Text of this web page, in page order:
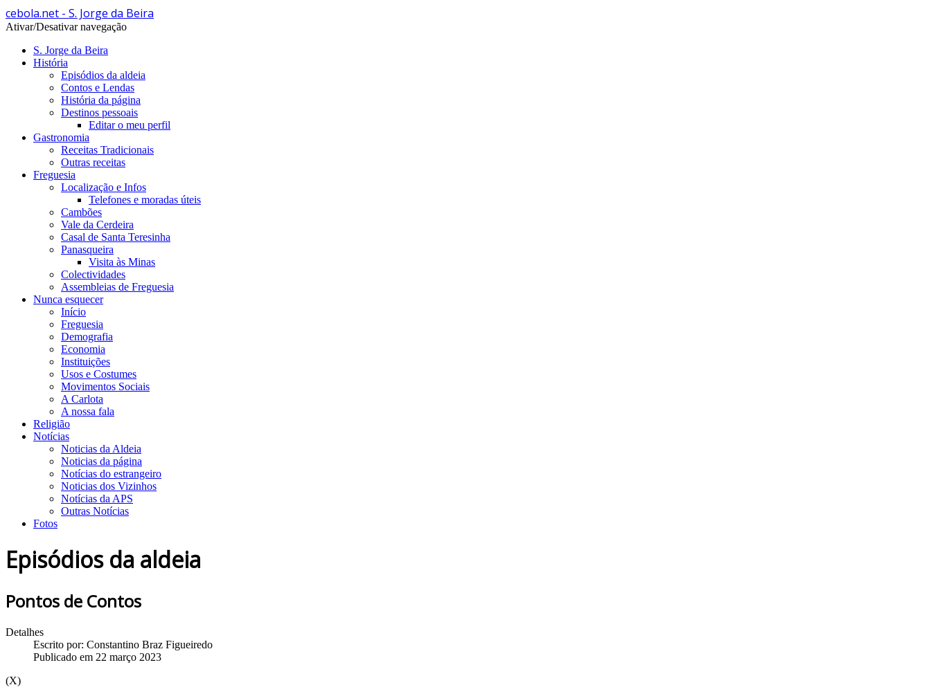
cebola.net - S. Jorge da Beira
Ativar/Desativar navegação
S. Jorge da Beira
História
Episódios da aldeia
Contos e Lendas
História da página
Destinos pessoais
Editar o meu perfil
Gastronomia
Receitas Tradicionais
Outras receitas
Freguesia
Localização e Infos
Telefones e moradas úteis
Cambões
Vale da Cerdeira
Casal de Santa Teresinha
Panasqueira
Visita às Minas
Colectividades
Assembleias de Freguesia
Nunca esquecer
Início
Freguesia
Demografia
Economia
Instituições
Usos e Costumes
Movimentos Sociais
A Carlota
A nossa fala
Religião
Notícias
Noticias da Aldeia
Noticias da página
Notícias do estrangeiro
Noticias dos Vizinhos
Notícias da APS
Outras Notícias
Fotos
Episódios da aldeia
Pontos de Contos
Detalhes
Escrito por: Constantino Braz Figueiredo
Publicado em 22 março 2023
(X)